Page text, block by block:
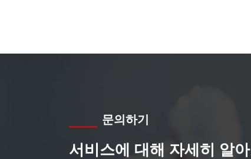
문의하기
서비스에 대해 자세히 알